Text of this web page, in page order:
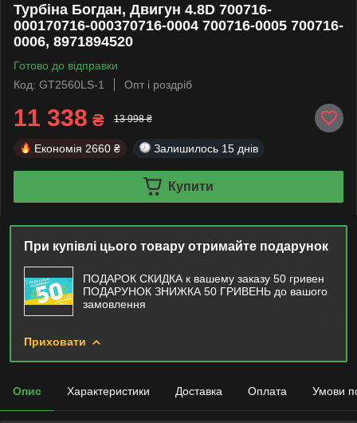
Турбіна Богдан, Двигун 4.8D 700716-
000170716-000370716-0004 700716-0005 700716-
0006, 8971894520
Готово до відправки
Код: GT2560LS-1
Опт і роздріб
11 338 ₴ 13 998 ₴
Економія 2660 ₴ Залишилось 15 днів
Купити
При купівлі цього товару отримайте подарунок
ПОДАРОК СКИДКА к вашему заказу 50 гривен
ПОДАРУНОК ЗНИЖКА 50 ГРИВЕНЬ до вашого
замовлення
Приховати
Опис Характеристики Доставка Оплата Умови